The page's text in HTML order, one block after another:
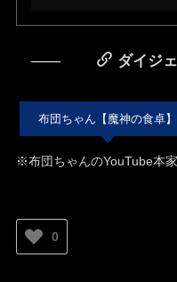
ダイジ
布団ちゃん【魔神の食卓】
※布団ちゃんのYouTube本
0